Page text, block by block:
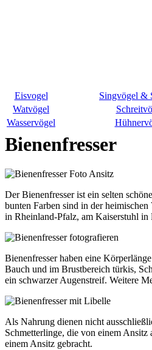
Eisvogel
Singvögel &
Watvögel
Wasservögel
Bienenfresser
Der Bienenfresser ist ein selten
bunten Farben sind in der
in Rheinland-Pfalz, am Kaiserstuhl
Bienenfresser haben eine
Bauch und im Brustbereich türkis,
ein schwarzer Augenstreif. Weitere
Als Nahrung dienen nicht
Schmetterlinge, die von einem Ansitz
einem Ansitz gebracht.